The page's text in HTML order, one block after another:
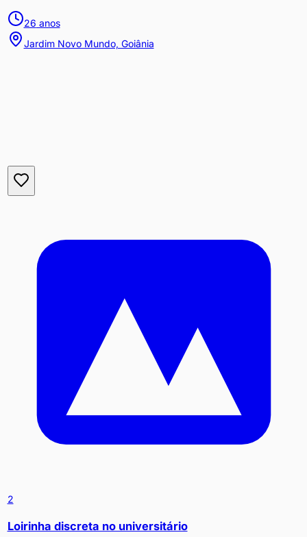
26 anos
Jardim Novo Mundo, Goiânia
2
Loirinha discreta no universitário